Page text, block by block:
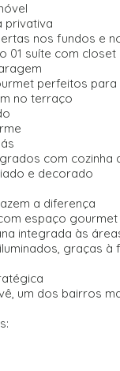
privativa
nos fundos e
01 suíte com closet
perfeitos
no terraço
com cozinha
e decorado
a diferença
espaço
integrada às
graças
um dos bairros